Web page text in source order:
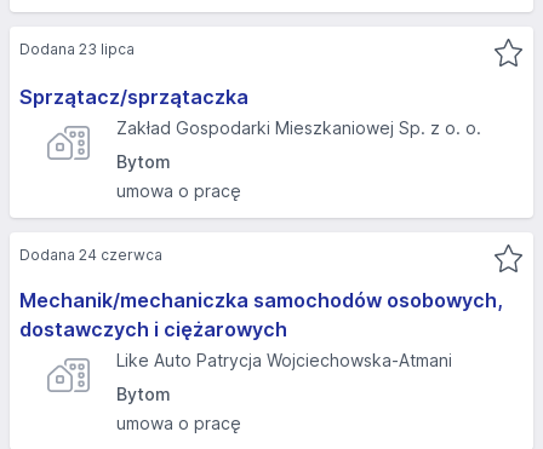
Sprzątacz/sprzątaczka
Zakład Gospodarki Mieszkaniowej Sp. z o. o.
Bytom
umowa o pracę
Dodana 23 lipca
Mechanik/mechaniczka samochodów osobowych,
dostawczych i ciężarowych
Like Auto Patrycja Wojciechowska-Atmani
Bytom
umowa o pracę
Dodana 24 czerwca